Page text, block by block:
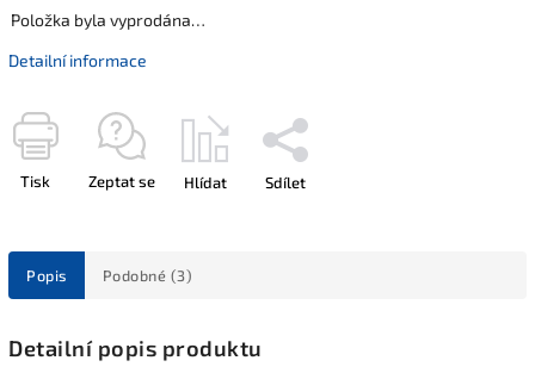
Položka byla vyprodána…
Detailní informace
Tisk Zeptat se Hlídat Sdílet
Popis Podobné (3)
Detailní popis produktu